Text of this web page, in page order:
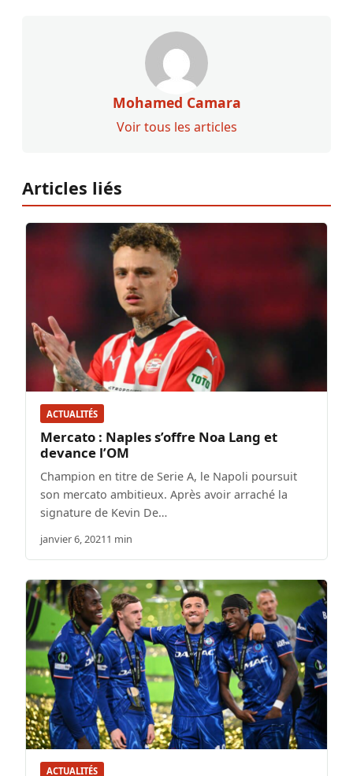
Mohamed Camara
Voir tous les articles
Articles liés
ACTUALITÉS
Mercato : Naples s’offre Noa Lang et
devance l’OM
Champion en titre de Serie A, le Napoli poursuit
son mercato ambitieux. Après avoir arraché la
signature de Kevin De…
janvier 6, 20211 min
ACTUALITÉS